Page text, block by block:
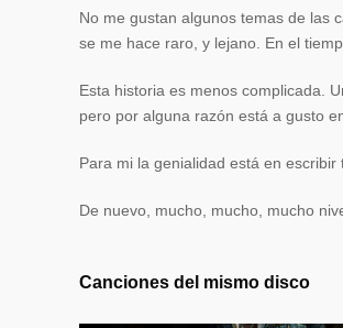
No me gustan algunos temas de las
se me hace raro, y lejano. En el
Esta historia es menos complicada.
pero por alguna razón está a gusto
Para mi la genialidad está en
De nuevo, mucho, mucho, mucho
Canciones del mismo disco